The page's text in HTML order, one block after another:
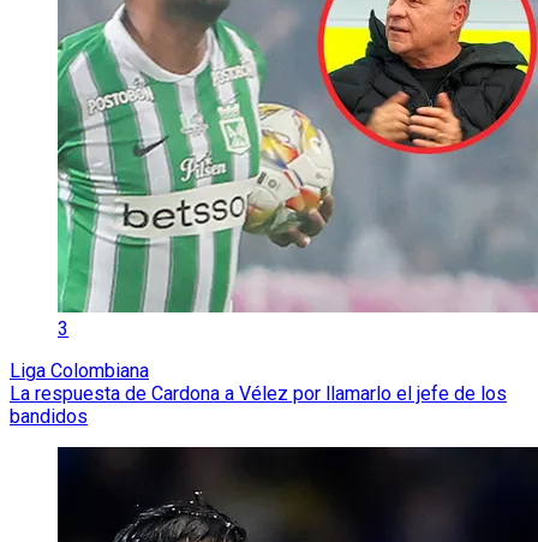
3
Liga Colombiana
La respuesta de Cardona a Vélez por llamarlo el jefe de los
bandidos